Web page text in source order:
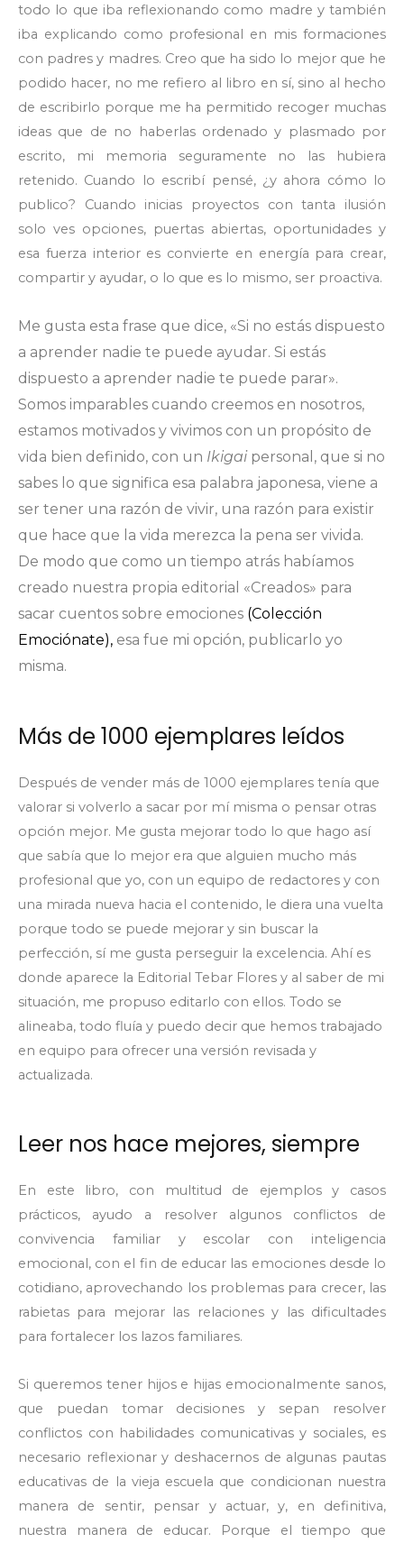
todo lo que iba reflexionando como madre y también
iba explicando como profesional en mis formaciones
con padres y madres. Creo que ha sido lo mejor que he
podido hacer, no me refiero al libro en sí, sino al hecho
de escribirlo porque me ha permitido recoger muchas
ideas que de no haberlas ordenado y plasmado por
escrito, mi memoria seguramente no las hubiera
retenido. Cuando lo escribí pensé, ¿y ahora cómo lo
publico? Cuando inicias proyectos con tanta ilusión
solo ves opciones, puertas abiertas, oportunidades y
esa fuerza interior es convierte en energía para crear,
compartir y ayudar, o lo que es lo mismo, ser proactiva.
Me gusta esta frase que dice, «Si no estás dispuesto
a aprender nadie te puede ayudar. Si estás
dispuesto a aprender nadie te puede parar».
Somos imparables cuando creemos en nosotros,
estamos motivados y vivimos con un propósito de
vida bien definido, con un Ikigaipersonal, que si no
sabes lo que significa esa palabra japonesa, viene a
ser tener una razón de vivir, una razón para existir
que hace que la vida merezca la pena ser vivida.
De modo que como un tiempo atrás habíamos
creado nuestra propia editorial «Creados» para
sacar cuentos sobre emociones (Colección
Emociónate), esa fue mi opción, publicarlo yo
misma.
Más de 1000 ejemplares leídos
Después de vender más de 1000 ejemplares tenía que
valorar si volverlo a sacar por mí misma o pensar otras
opción mejor. Me gusta mejorar todo lo que hago así
que sabía que lo mejor era que alguien mucho más
profesional que yo, con un equipo de redactores y con
una mirada nueva hacia el contenido, le diera una vuelta
porque todo se puede mejorar y sin buscar la
perfección, sí me gusta perseguir la excelencia. Ahí es
donde aparece la Editorial Tebar Flores y al saber de mi
situación, me propuso editarlo con ellos. Todo se
alineaba, todo fluía y puedo decir que hemos trabajado
en equipo para ofrecer una versión revisada y
actualizada.
Leer nos hace mejores, siempre
En este libro, con multitud de ejemplos y casos
prácticos, ayudo a resolver algunos conflictos de
convivencia familiar y escolar con inteligencia
emocional, con el fin de educar las emociones desde lo
cotidiano, aprovechando los problemas para crecer, las
rabietas para mejorar las relaciones y las dificultades
para fortalecer los lazos familiares.
Si queremos tener hijos e hijas emocionalmente sanos,
que puedan tomar decisiones y sepan resolver
conflictos con habilidades comunicativas y sociales, es
necesario reflexionar y deshacernos de algunas pautas
educativas de la vieja escuela que condicionan nuestra
manera de sentir, pensar y actuar, y, en definitiva,
nuestra manera de educar. Porque el tiempo que